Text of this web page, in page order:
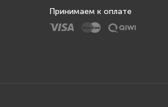
Принимаем к оплате